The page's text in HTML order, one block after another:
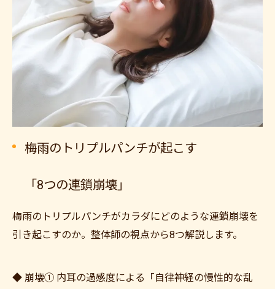
梅雨のトリプルパンチが起こす
「8つの連鎖崩壊」
梅雨のトリプルパンチがカラダにどのような連鎖崩壊を
引き起こすのか。整体師の視点から8つ解説します。
◆ 崩壊① 内耳の過感度による「自律神経の慢性的な乱